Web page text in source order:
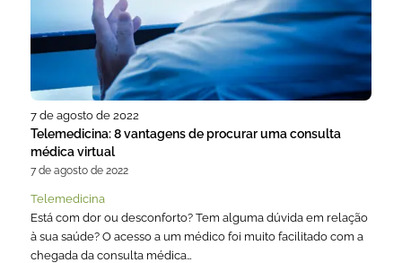
7 de agosto de 2022
Telemedicina: 8 vantagens de procurar uma consulta
médica virtual
7 de agosto de 2022
Telemedicina
Está com dor ou desconforto? Tem alguma dúvida em relação
à sua saúde? O acesso a um médico foi muito facilitado com a
chegada da consulta médica…